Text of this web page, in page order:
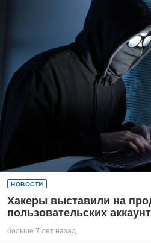
НОВОСТИ
Хакеры выставили на
пользовательских
больше 7 лет назад